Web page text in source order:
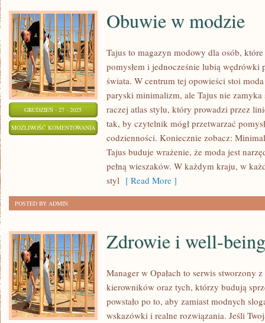
GRUDZIEŃ - 27 - 2025
MOŻLIWOŚĆ KOMENTOWANIA OBUWIE
MODZIE
Obuwie w modzie
Tajus to magazyn modowy dla osób,
pomysłem i jednocześnie lubią wędrówki
świata. W centrum tej opowieści stoi
paryski minimalizm, ale Tajus nie
raczej atlas stylu, który prowadzi przez
tak, by czytelnik mógł przetwarzać
codzienności. Koniecznie zobacz:
Tajus buduje wrażenie, że moda jest
pełną wieszaków. W każdym kraju, w
styl [ Read More ]
POSTED BY ADMIN
Zdrowie i well-
Manager w Opałach to serwis stworzony
kierowników oraz tych, którzy budują
powstało po to, aby zamiast modnych
wskazówki i realne rozwiązania. Jeśli